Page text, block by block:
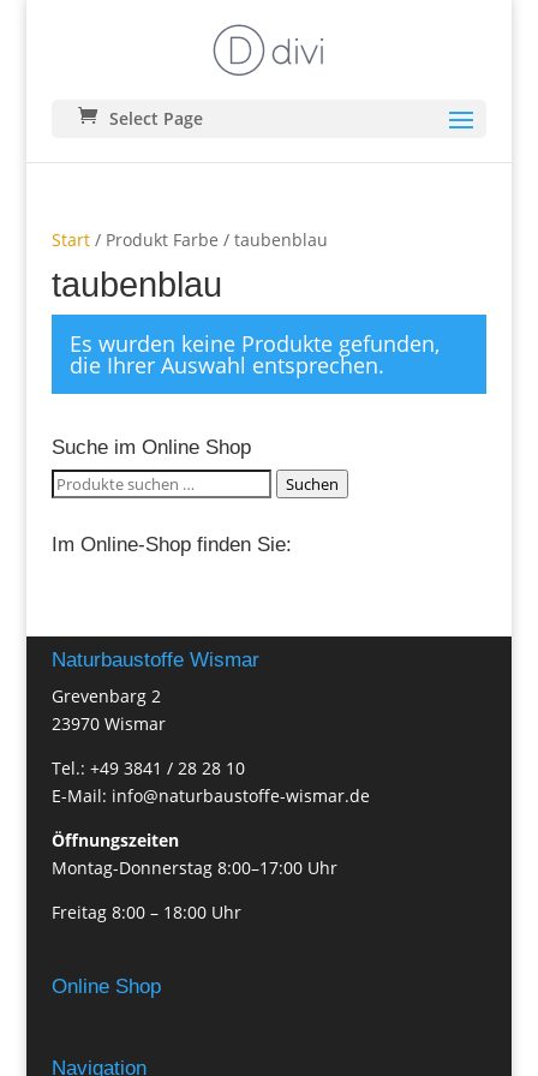
Select Page
Start/ Produkt Farbe / taubenblau
taubenblau
Es wurden keine Produkte gefunden,
die Ihrer Auswahl entsprechen.
Suche im Online Shop
Suchen
nach:
Suchen
Im Online-Shop finden Sie:
Naturbaustoffe Wismar
Grevenbarg 2
23970 Wismar
Tel.: +49 3841 / 28 28 10
E-Mail: info@naturbaustoffe-wismar.de
Öffnungszeiten
Montag-Donnerstag 8:00–17:00 Uhr
Freitag 8:00 – 18:00 Uhr
Online Shop
Navigation